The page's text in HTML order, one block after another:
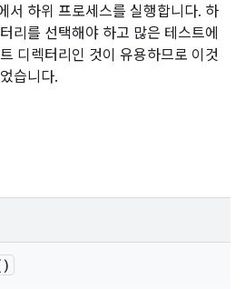
서 하위 프로세스를 실행합니다. 하
리를 선택해야 하고 많은 테스트에
디렉터리인 것이 유용하므로 이것
습니다.